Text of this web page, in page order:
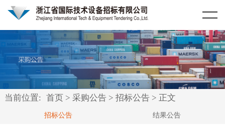
当前位置: 首页 > 采购公告> 招标公告> 正文
招标公告 结果公告
首页
关于我们
公司简介
业务范围
公司资质
资讯中心
采购公告
招标公告